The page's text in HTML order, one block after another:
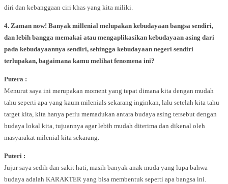
diri dan kebanggaan ciri khas yang kita miliki.
4. Zaman now! Banyak millenial melupakan kebudayaan bangsa sendiri,
dan lebih bangga memakai atau mengaplikasikan kebudayaan asing dari
pada kebudayaannya sendiri, sehingga kebudayaan negeri sendiri
terlupakan, bagaimana kamu melihat fenomena ini?
Putera :
Menurut saya ini merupakan moment yang tepat dimana kita dengan mudah
tahu seperti apa yang kaum milenials sekarang inginkan, lalu setelah kita tahu
target kita, kita hanya perlu memadukan antara budaya asing tersebut dengan
budaya lokal kita, tujuannya agar lebih mudah diterima dan dikenal oleh
masyarakat milenial kita sekarang.
Puteri :
Jujur saya sedih dan sakit hati, masih banyak anak muda yang lupa bahwa
budaya adalah KARAKTER yang bisa membentuk seperti apa bangsa ini.